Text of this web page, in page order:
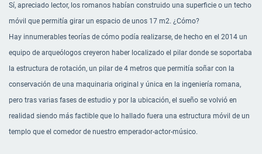
Sí, apreciado lector, los romanos habían construido una superficie o un techo
móvil que permitía girar un espacio de unos 17 m2. ¿Cómo?
Hay innumerables teorías de cómo podía realizarse, de hecho en el 2014 un
equipo de arqueólogos creyeron haber localizado el pilar donde se soportaba
la estructura de rotación, un pilar de 4 metros que permitía soñar con la
conservación de una maquinaria original y única en la ingeniería romana,
pero tras varias fases de estudio y por la ubicación, el sueño se volvió en
realidad siendo más factible que lo hallado fuera una estructura móvil de un
templo que el comedor de nuestro emperador-actor-músico.